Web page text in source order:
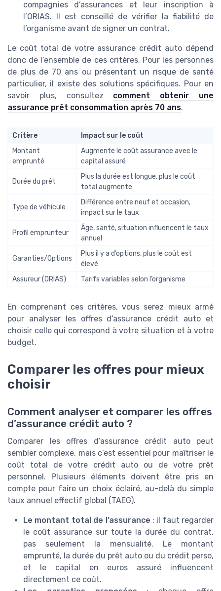
compagnies d’assurances et leur inscription à
l’ORIAS. Il est conseillé de vérifier la fiabilité de
l’organisme avant de signer un contrat.
Le coût total de votre assurance crédit auto dépend
donc de l’ensemble de ces critères. Pour les personnes
de plus de 70 ans ou présentant un risque de santé
particulier, il existe des solutions spécifiques. Pour en
savoir plus, consultez comment obtenir une
assurance prêt consommation après 70 ans.
Critère
Impact sur le coût
Montant
emprunté
Augmente le coût assurance avec le
capital assuré
Durée du prêt
Plus la durée est longue, plus le coût
total augmente
Type de véhicule
Différence entre neuf et occasion,
impact sur le taux
Profil emprunteur
Âge, santé, situation influencent le taux
annuel
Garanties/Options
Plus il y a d’options, plus le coût est
élevé
Assureur (ORIAS)
Tarifs variables selon l’organisme
En comprenant ces critères, vous serez mieux armé
pour analyser les offres d’assurance crédit auto et
choisir celle qui correspond à votre situation et à votre
budget.
Comparer les offres pour mieux
choisir
Comment analyser et comparer les offres
d’assurance crédit auto ?
Comparer les offres d’assurance crédit auto peut
sembler complexe, mais c’est essentiel pour maîtriser le
coût total de votre crédit auto ou de votre prêt
personnel. Plusieurs éléments doivent être pris en
compte pour faire un choix éclairé, au-delà du simple
taux annuel effectif global (TAEG).
Le montant total de l’assurance : il faut regarder
le coût assurance sur toute la durée du contrat,
pas seulement la mensualité. Le montant
emprunté, la durée du prêt auto ou du crédit perso,
et le capital en euros assuré influencent
directement ce coût.